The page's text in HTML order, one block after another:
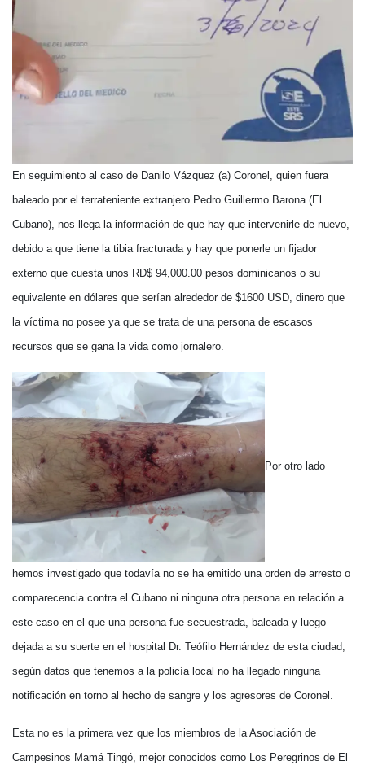
En seguimiento al caso de Danilo Vázquez (a) Coronel, quien fuera
baleado por el terrateniente extranjero Pedro Guillermo Barona (El
Cubano), nos llega la información de que hay que intervenirle de nuevo,
debido a que tiene la tibia fracturada y hay que ponerle un fijador
externo que cuesta unos RD$ 94,000.00 pesos dominicanos o su
equivalente en dólares que serían alrededor de $1600 USD, dinero que
la víctima no posee ya que se trata de una persona de escasos
recursos que se gana la vida como jornalero.
Por otro lado
hemos investigado que todavía no se ha emitido una orden de arresto o
comparecencia contra el Cubano ni ninguna otra persona en relación a
este caso en el que una persona fue secuestrada, baleada y luego
dejada a su suerte en el hospital Dr. Teófilo Hernández de esta ciudad,
según datos que tenemos a la policía local no ha llegado ninguna
notificación en torno al hecho de sangre y los agresores de Coronel.
Esta no es la primera vez que los miembros de la Asociación de
Campesinos Mamá Tingó, mejor conocidos como Los Peregrinos de El